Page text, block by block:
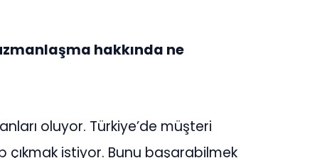
hakkında ne
oluyor. Türkiye’de müşteri
çıkmak istiyor. Bunu başarabilmek